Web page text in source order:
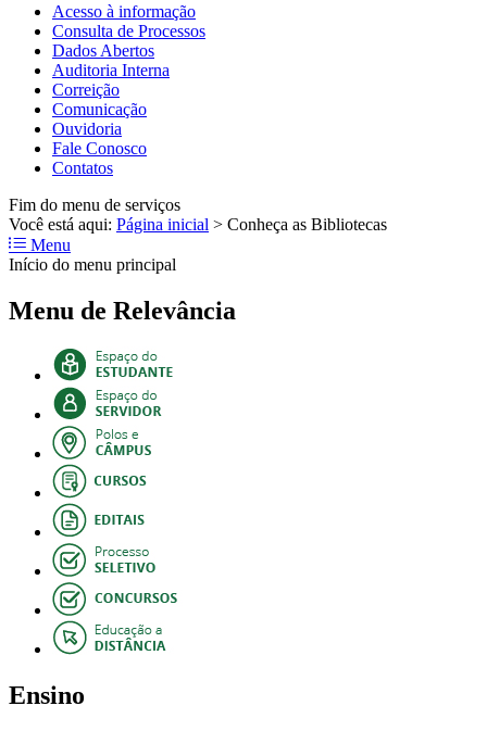
Acesso à informação
Consulta de Processos
Dados Abertos
Auditoria Interna
Correição
Comunicação
Ouvidoria
Fale Conosco
Contatos
Fim do menu de serviços
Você está aqui: Página inicial > Conheça as Bibliotecas
Menu
Início do menu principal
Menu de Relevância
Ensino